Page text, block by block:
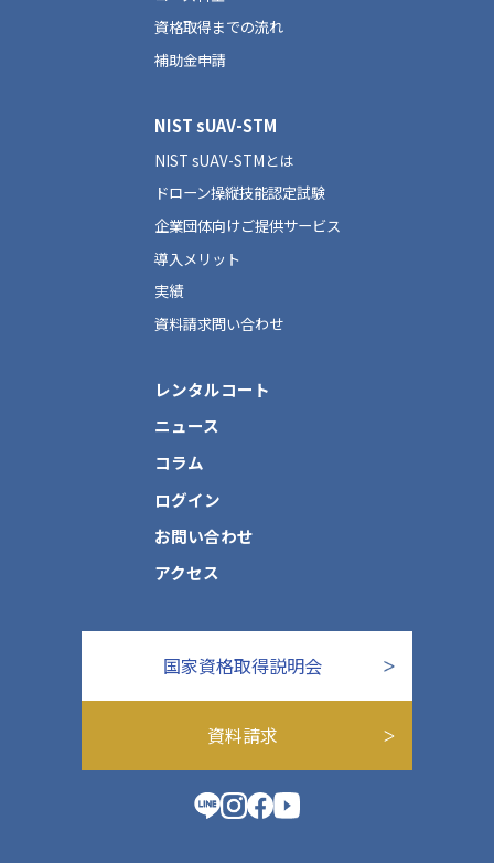
資格取得までの流れ
補助金申請
NIST sUAV-STM
NIST sUAV-STMとは
ドローン操縦技能認定試験
企業団体向けご提供サービス
導入メリット
実績
資料請求問い合わせ
レンタルコート
ニュース
コラム
ログイン
お問い合わせ
アクセス
国家資格取得説明会
資料請求